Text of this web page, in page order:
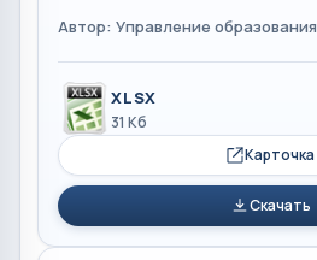
Автор: Управление образования
XLSX
31 Кб
Карточка
Скачать